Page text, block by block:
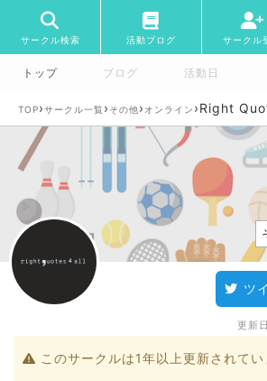
サークル検索 活動ブログ サークル
トップ ブログ 活動日
TOP›サークル一覧 › その他› オンライン ›Right
ツ
更新
このサークルは1年以上更新されてい